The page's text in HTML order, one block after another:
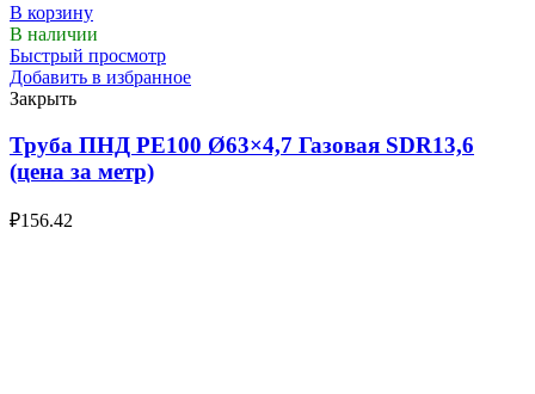
В корзину
В наличии
Быстрый просмотр
Добавить в избранное
Закрыть
Труба ПНД РЕ100 Ø63×4,7 Газовая SDR13,6
(цена за метр)
₽156.42